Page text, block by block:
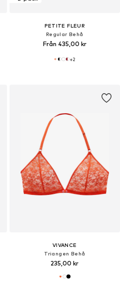
PETITE FLEUR
Regular Behå
Från 435,00 kr
+2
VIVANCE
Triangen Behå
235,00 kr